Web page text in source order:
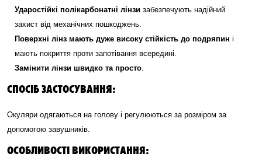
Ударостійкі полікарбонатні лінзи забезпечують надійний
захист від механічних пошкоджень.
Поверхні лінз мають дуже високу стійкість до подряпин і
мають покриття проти запотівання всередині.
Замінити лінзи швидко та просто.
СПОСІБ ЗАСТОСУВАННЯ:
Окуляри одягаються на голову і регулюються за розміром за
допомогою завушників.
ОСОБЛИВОСТІ ВИКОРИСТАННЯ: